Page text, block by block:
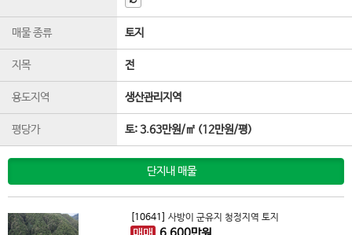
매물 종류 토지
지목 전
용도지역 생산관리지역
평당가 토:3.63만원/㎡ (12만원/평)
단지내 매물
[10641] 사방이 군유지 청정지역 토지